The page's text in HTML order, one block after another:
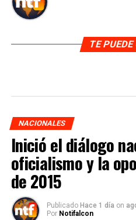
TE
NACIONALES
Inició el diálogo
oficialismo y la
de 2015
Publicado Hace 1 día on
Por Notifalcon